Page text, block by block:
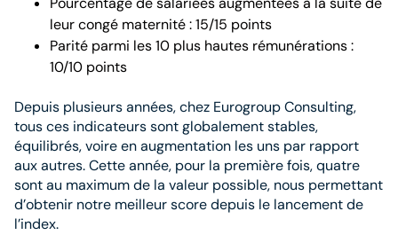
leur congé maternité : 15/15 points
Parité parmi les 10 plus hautes rémunérations :
10/10 points
Depuis plusieurs années, chez Eurogroup Consulting,
tous ces indicateurs sont globalement stables,
équilibrés, voire en augmentation les uns par rapport
aux autres. Cette année, pour la première fois, quatre
sont au maximum de la valeur possible, nous permettant
d’obtenir notre meilleur score depuis le lancement de
l’index.